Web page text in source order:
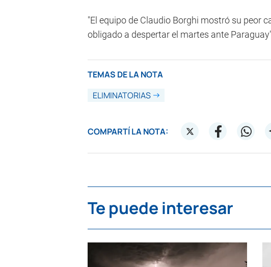
"El equipo de Claudio Borghi mostró su peor
obligado a despertar el martes ante
TEMAS DE LA NOTA
ELIMINATORIAS
COMPARTÍ LA NOTA:
Te puede interesar